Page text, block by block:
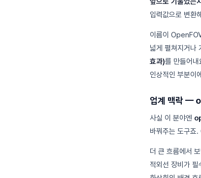
입력값으로 변환
이름이
넓게 펼쳐지거나
효과)를 만들어
인상적인 부분이
업계 맥락 —
사실 이 분야엔
바꿔주는 도구죠
더 큰 흐름에서
적외선 장비가